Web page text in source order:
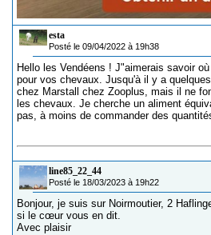
esta
Posté le 09/04/2022 à 19h38
Hello les Vendéens ! J"aimerais savoir
pour vos chevaux. Jusqu'à il y a
chez Marstall chez Zooplus, mais il ne
les chevaux. Je cherche un aliment
pas, à moins de commander des
line85_22_44
Posté le 18/03/2023 à 19h22
Bonjour, je suis sur Noirmoutier, 2
si le cœur vous en dit.
Avec plaisir